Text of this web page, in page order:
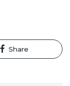
Share